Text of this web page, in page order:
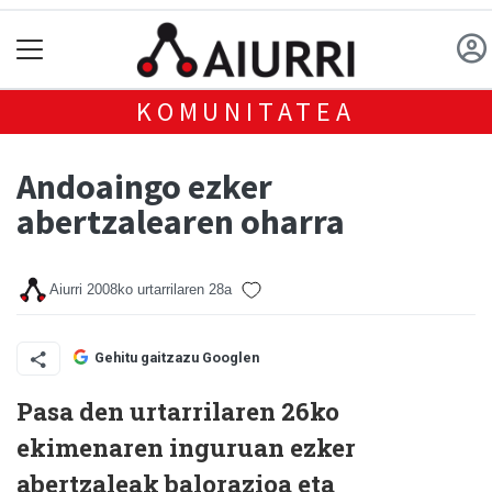
KOMUNITATEA
Andoaingo ezker
abertzalearen oharra
Aiurri 2008ko urtarrilaren 28a
Gehitu gaitzazu Googlen
Pasa den urtarrilaren 26ko
ekimenaren inguruan ezker
abertzaleak balorazioa eta